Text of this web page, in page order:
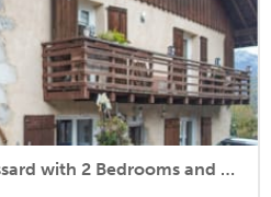
Stunning home in Doussard with 2 Bedrooms and WiFi